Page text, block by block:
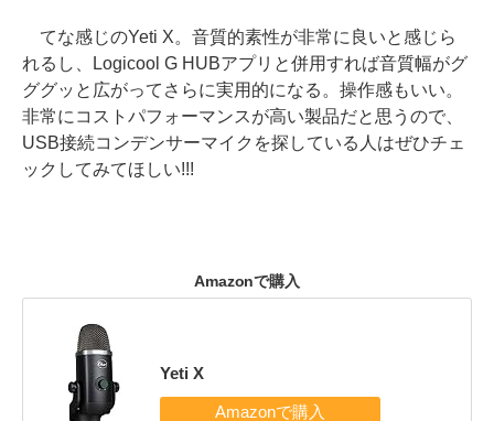
てな感じのYeti X。音質的素性が非常に良いと感じら
れるし、Logicool G HUBアプリと併用すれば音質幅がグ
ググッと広がってさらに実用的になる。操作感もいい。
非常にコストパフォーマンスが高い製品だと思うので、
USB接続コンデンサーマイクを探している人はぜひチェ
ックしてみてほしい!!!
Amazonで購入
Yeti X